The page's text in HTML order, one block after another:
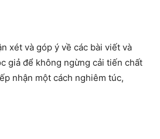
xét và góp ý về các bài viết và
giả để không ngừng cải tiến chất
nhận một cách nghiêm túc,